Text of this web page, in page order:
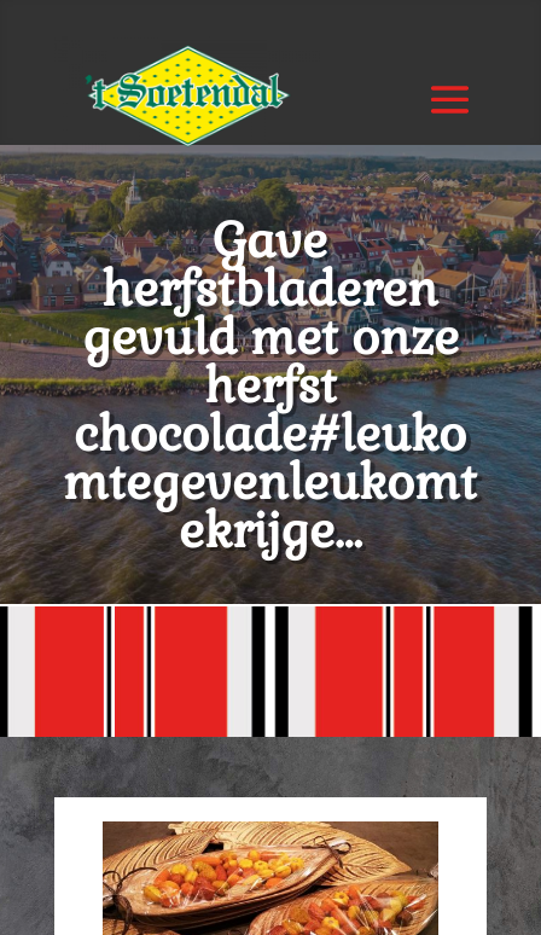
Gave
herfstbladeren
gevuld met onze
herfst
chocolade#leuko
mtegevenleukomt
ekrijge…